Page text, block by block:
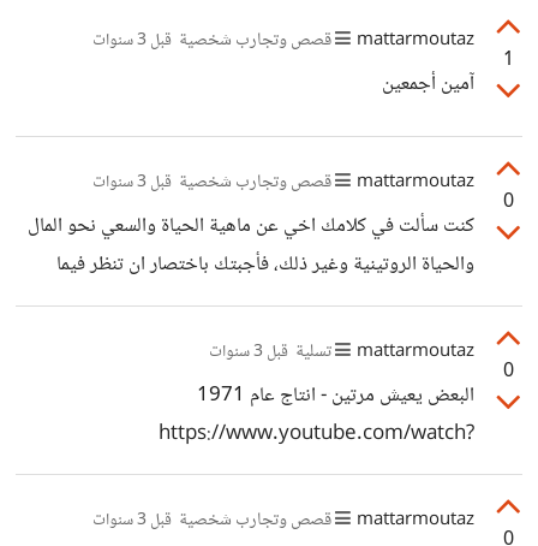
1
mattarmoutaz قصص وتجارب شخصية قبل 3 سنوات
آمين أجمعين
0
mattarmoutaz قصص وتجارب شخصية قبل 3 سنوات
كنت سألت في كلامك اخي عن ماهية الحياة والسعي نحو المال
والحياة الروتينية وغير ذلك، فأجبتك باختصار ان تنظر فيما
يسعدك شخصيا وتجعله هدفا تسعى لتحقيقه بعيدا عن كل
ماذكرته في حديثك وتأثير الظروف المحيطة والاخرين من
حولك.
0
mattarmoutaz تسلية قبل 3 سنوات
البعض يعيش مرتين - انتاج عام 1971
https://www.youtube.com/watch?
v=XoREW5XjTNA
mattarmoutaz قصص وتجارب شخصية قبل 3 سنوات